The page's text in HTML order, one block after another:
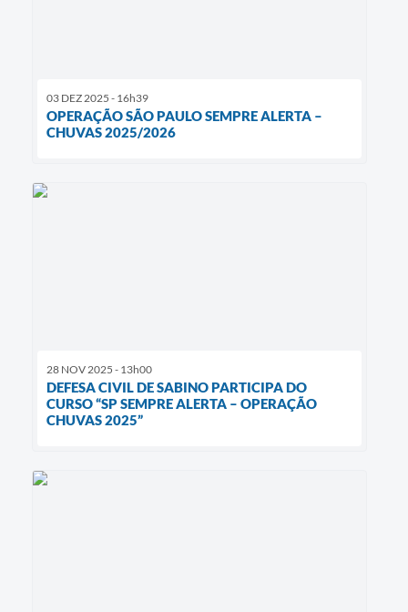
03 DEZ 2025 - 16h39
OPERAÇÃO SÃO PAULO SEMPRE ALERTA –
CHUVAS 2025/2026
28 NOV 2025 - 13h00
DEFESA CIVIL DE SABINO PARTICIPA DO
CURSO “SP SEMPRE ALERTA – OPERAÇÃO
CHUVAS 2025”